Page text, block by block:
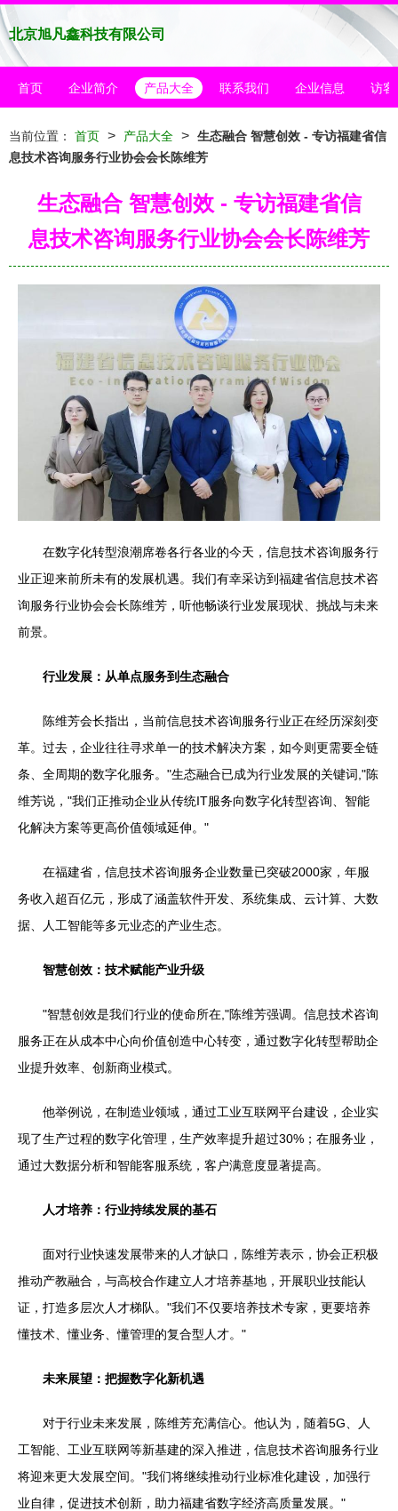
北京旭凡鑫科技有限公司
首页 企业简介 产品大全 联系我们 企业信息 访客
当前位置： 首页 > 产品大全 > 生态融合 智慧创效 - 专访福建省信
息技术咨询服务行业协会会长陈维芳
生态融合 智慧创效 - 专访福建省信
息技术咨询服务行业协会会长陈维芳
在数字化转型浪潮席卷各行各业的今天，信息技术咨询服务行
业正迎来前所未有的发展机遇。我们有幸采访到福建省信息技术咨
询服务行业协会会长陈维芳，听他畅谈行业发展现状、挑战与未来
前景。
行业发展：从单点服务到生态融合
陈维芳会长指出，当前信息技术咨询服务行业正在经历深刻变
革。过去，企业往往寻求单一的技术解决方案，如今则更需要全链
条、全周期的数字化服务。"生态融合已成为行业发展的关键词,"陈
维芳说，"我们正推动企业从传统IT服务向数字化转型咨询、智能
化解决方案等更高价值领域延伸。"
在福建省，信息技术咨询服务企业数量已突破2000家，年服
务收入超百亿元，形成了涵盖软件开发、系统集成、云计算、大数
据、人工智能等多元业态的产业生态。
智慧创效：技术赋能产业升级
"智慧创效是我们行业的使命所在,"陈维芳强调。信息技术咨询
服务正在从成本中心向价值创造中心转变，通过数字化转型帮助企
业提升效率、创新商业模式。
他举例说，在制造业领域，通过工业互联网平台建设，企业实
现了生产过程的数字化管理，生产效率提升超过30%；在服务业，
通过大数据分析和智能客服系统，客户满意度显著提高。
人才培养：行业持续发展的基石
面对行业快速发展带来的人才缺口，陈维芳表示，协会正积极
推动产教融合，与高校合作建立人才培养基地，开展职业技能认
证，打造多层次人才梯队。"我们不仅要培养技术专家，更要培养
懂技术、懂业务、懂管理的复合型人才。"
未来展望：把握数字化新机遇
对于行业未来发展，陈维芳充满信心。他认为，随着5G、人
工智能、工业互联网等新基建的深入推进，信息技术咨询服务行业
将迎来更大发展空间。"我们将继续推动行业标准化建设，加强行
业自律，促进技术创新，助力福建省数字经济高质量发展。"